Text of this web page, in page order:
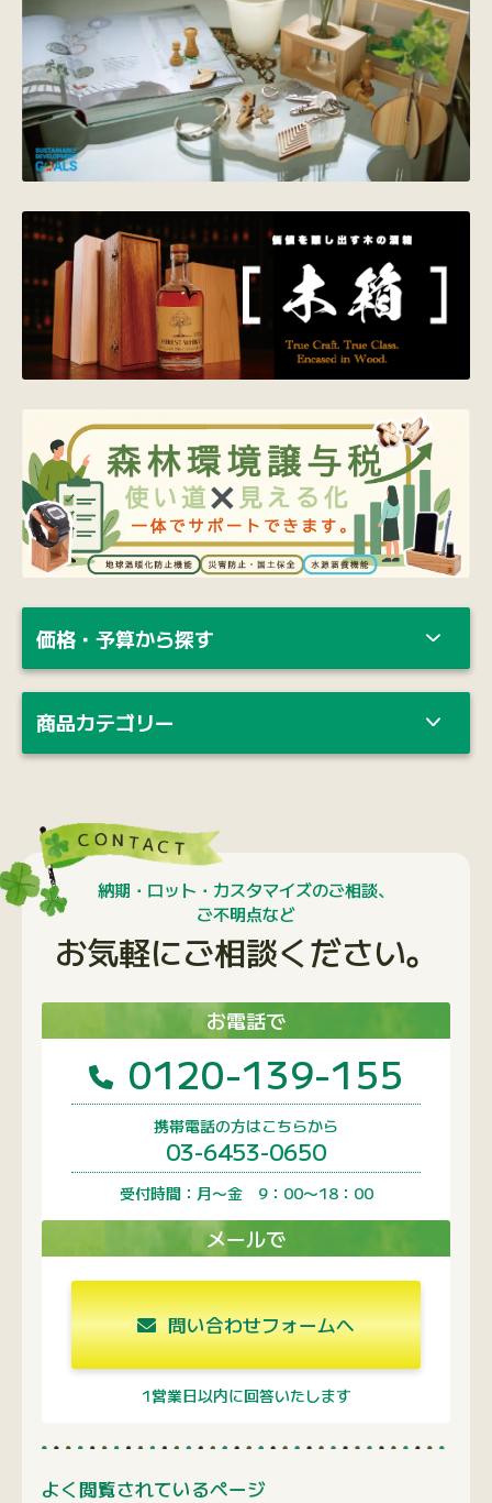
価格・予算から探す
商品カテゴリー
納期・ロット・カスタマイズのご相談、
ご不明点など
お気軽にご相談ください。
お電話で
0120-139-155
携帯電話の方はこちらから
03-6453-0650
受付時間：月〜金 9：00〜18：00
メールで
問い合わせフォームへ
1営業日以内に回答いたします
よく閲覧されているページ